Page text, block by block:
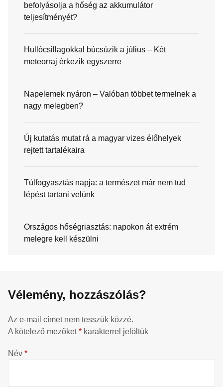
befolyásolja a hőség az akkumulátor
teljesítményét?
Hullócsillagokkal búcsúzik a július – Két
meteorraj érkezik egyszerre
Napelemek nyáron – Valóban többet termelnek a
nagy melegben?
Új kutatás mutat rá a magyar vizes élőhelyek
rejtett tartalékaira
Túlfogyasztás napja: a természet már nem tud
lépést tartani velünk
Országos hőségriasztás: napokon át extrém
melegre kell készülni
Vélemény, hozzászólás?
Az e-mail címet nem tesszük közzé.
A kötelező mezőket* karakterrel jelöltük
Név *